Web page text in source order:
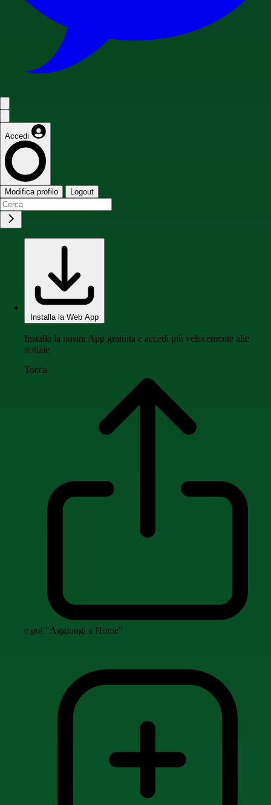
Accedi
Modifica profilo Logout
Installa la Web App
Installa la nostra App gratuita e accedi più velocemente alle
notizie
Tocca
e poi "Aggiungi a Home"